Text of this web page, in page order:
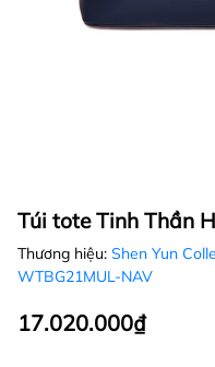
Túi tote Tinh Thần
Thương hiệu: Shen Yun
WTBG21MUL-NAV
17.020.000₫